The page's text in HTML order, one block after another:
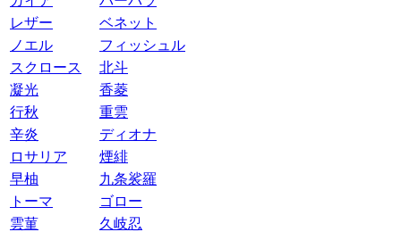
レザー
ベネット
ノエル
フィッシュル
スクロース
北斗
凝光
香菱
行秋
重雲
辛炎
ディオナ
ロサリア
煙緋
早柚
九条裟羅
トーマ
ゴロー
雲菫
久岐忍